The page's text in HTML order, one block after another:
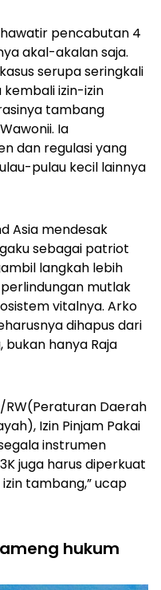
pencabutan 4
akal-akalan saja.
serupa seringkali
izin-izin
tambang
Ia
dan regulasi yang
pulau kecil lainnya
Asia mendesak
sebagai patriot
langkah lebih
mutlak
vitalnya. Arko
dihapus dari
bukan hanya Raja
RW(Peraturan Daerah
Izin Pinjam Pakai
instrumen
juga harus diperkuat
tambang,” ucap
hukum